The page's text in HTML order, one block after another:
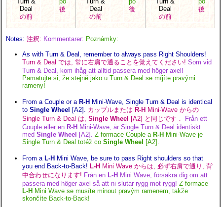
Deal
の前
後
Deal
の前
後
Deal
の前
後
Notes: 注釈: Kommentarer: Poznámky:
As with Turn & Deal, remember to always pass Right Shoulders!
Turn & Deal では, 常に右肩で通ることを覚えてください! Som vid
Turn & Deal, kom ihåg att alltid passera med höger axel!
Pamatujte si, že stejně jako u Turn & Deal se míjíte pravými
rameny!
From a Couple or a R-H Mini-Wave, Single Turn & Deal is identical
to Single Wheel [A2]. カップルまたは R-H Mini-Wave からの
Single Turn & Deal は, Single Wheel [A2] と同じです．
Från ett
Couple eller en R-H Mini-Wave, är Single Turn & Deal identiskt
med Single Wheel [A2]. Z formace Couple a R-H Mini-Wave je
Single Turn & Deal totéž co Single Wheel [A2].
From a L-H Mini Wave, be sure to pass Right shoulders so that
you end Back-to-Back! L-H Mini Wave からは, 必ず右肩で通り, 背
中合わせになります! Från en L-H Mini Wave, försäkra dig om att
passera med höger axel så att ni slutar rygg mot rygg! Z formace
L-H Mini Wave se musíte minout pravým ramenem, takže
skončíte Back-to-Back!